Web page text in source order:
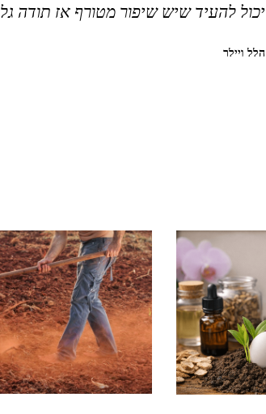
יכול להעיד שיש שיפור מטורף אז תודה גל
הלל ויילר